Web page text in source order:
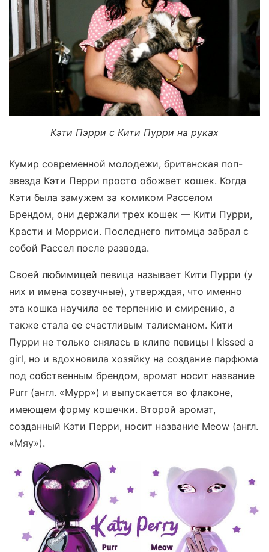
Кэти Пэрри с Кити Пурри на руках
Кумир современной молодежи, британская поп-
звезда Кэти Перри просто обожает кошек. Когда
Кэти была замужем за комиком Расселом
Брендом, они держали трех кошек — Кити Пурри,
Красти и Морриси. Последнего питомца забрал с
собой Рассел после развода.
Своей любимицей певица называет Кити Пурри (у
них и имена созвучные), утверждая, что именно
эта кошка научила ее терпению и смирению, а
также стала ее счастливым талисманом. Кити
Пурри не только снялась в клипе певицы I kissed a
girl, но и вдохновила хозяйку на создание парфюма
под собственным брендом, аромат носит название
Purr (англ. «Мурр») и выпускается во флаконе,
имеющем форму кошечки. Второй аромат,
созданный Кэти Перри, носит название Meow (англ.
«Мяу»).